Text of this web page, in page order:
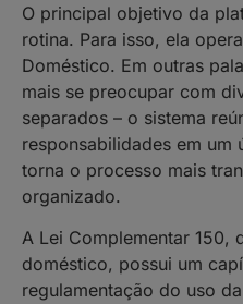
O principal objetivo da
rotina. Para isso, ela
Doméstico. Em outras
mais se preocupar com
separados – o sistema
responsabilidades em um
torna o processo mais
organizado.
A Lei Complementar 150,
doméstico, possui um
regulamentação do uso